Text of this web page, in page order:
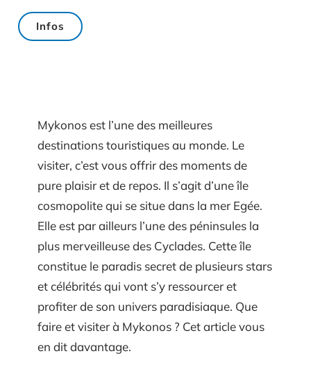
Infos
Mykonos est l’une des meilleures
destinations touristiques au monde. Le
visiter, c’est vous offrir des moments de
pure plaisir et de repos. Il s’agit d’une île
cosmopolite qui se situe dans la mer Egée.
Elle est par ailleurs l’une des péninsules la
plus merveilleuse des Cyclades. Cette île
constitue le paradis secret de plusieurs stars
et célébrités qui vont s’y ressourcer et
profiter de son univers paradisiaque. Que
faire et visiter à Mykonos ? Cet article vous
en dit davantage.